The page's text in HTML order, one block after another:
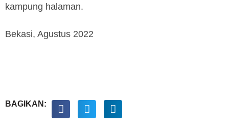
kampung halaman.
Bekasi, Agustus 2022
BAGIKAN: